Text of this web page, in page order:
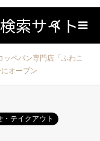
索サイト検索
ペパン専門店「ふわこ
オープン
・テイクアウト